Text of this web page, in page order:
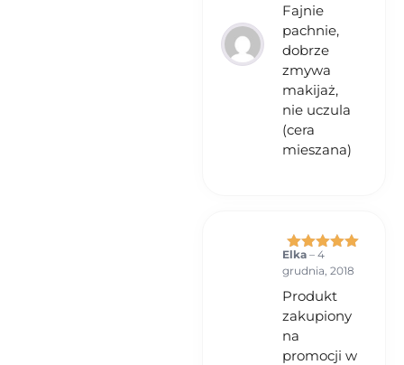
Fajnie
pachnie,
dobrze
zmywa
makijaż,
nie uczula
(cera
mieszana)
Oceniono
na 5
Elka – 4
grudnia, 2018
Produkt
zakupiony
na
promocji w